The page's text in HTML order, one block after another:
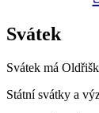
Svátek
Svátek má
Státní svátky a